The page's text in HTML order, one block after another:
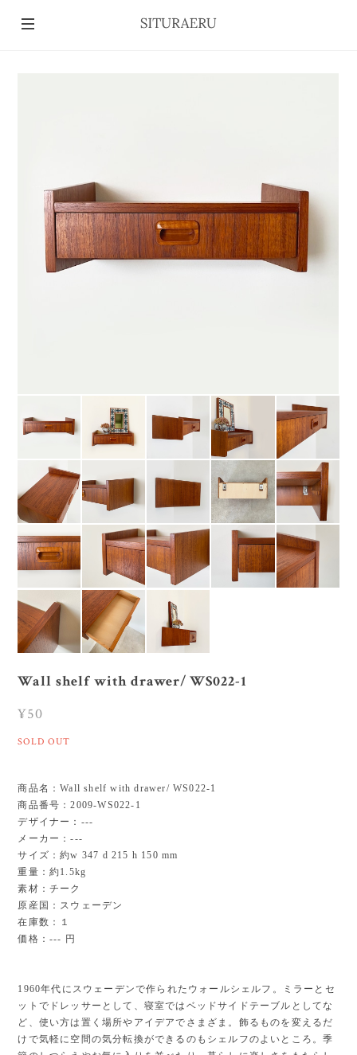
Wall shelf with drawer/ WS022-1
¥50
SOLD OUT
商品名：Wall shelf with drawer/ WS022-1
商品番号：2009-WS022-1
デザイナー：---
メーカー：---
サイズ：約w 347 d 215 h 150 mm
重量：約1.5kg
素材：チーク
原産国：スウェーデン
在庫数：１
価格：--- 円
1960年代にスウェーデンで作られたウォールシェルフ。ミラーとセ
ットでドレッサーとして、寝室ではベッドサイドテーブルとしてな
ど、使い方は置く場所やアイデアでさまざま。飾るものを変えるだ
けで気軽に空間の気分転換ができるのもシェルフのよいところ。季